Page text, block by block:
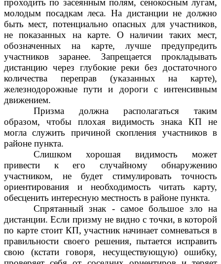
проходить по засеянным полям, сенокосным лугам,
молодым посадкам леса. На дистанции не должно
быть мест, потенциально опасных для участников,
не показанных на карте. О наличии таких мест,
обозначенных на карте, лучше предупредить
участников заранее. Запрещается прокладывать
дистанцию через глубокие реки без достаточного
количества переправ (указанных на карте),
железнодорожные пути и дороги с интенсивным
движением.
Призма должна располагаться таким
образом, чтобы плохая видимость знака КП не
могла служить причиной скопления участников в
районе пункта.
Слишком хорошая видимость может
привести к его случайному обнаружению
участником, не будет стимулировать точность
ориентирования и необходимость читать карту,
обесценить интересную местность в районе пункта.
Спрятанный знак - самое большое зло на
дистанции. Если призму не видно с точки, в которой
по карте стоит КП, участник начинает сомневаться в
правильности своего решения, пытается исправить
свою (кстати говоря, несуществующую) ошибку,